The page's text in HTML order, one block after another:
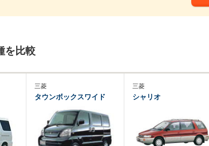
を比較
三菱
タウンボックスワイド
三菱
シャリオ